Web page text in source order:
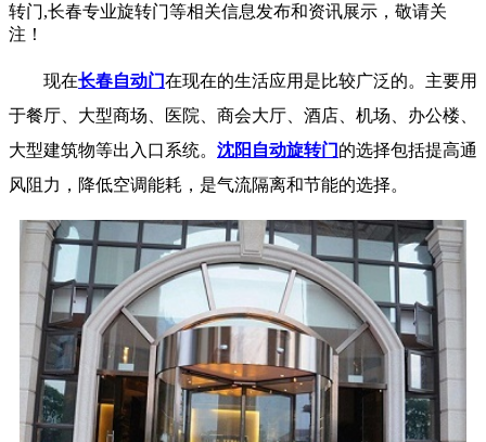
转门,长春专业旋转门等相关信息发布和资讯展示，敬请关
注！
现在长春自动门在现在的生活应用是比较广泛的。主要用
于餐厅、大型商场、医院、商会大厅、酒店、机场、办公楼、
大型建筑物等出入口系统。 沈阳自动旋转门 的选择包括提高通
风阻力，降低空调能耗，是气流隔离和节能的选择。